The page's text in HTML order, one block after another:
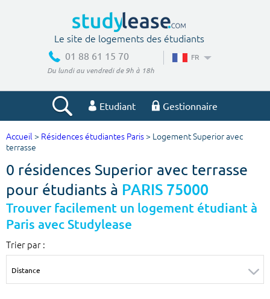
Le site de logements des étudiants
01 88 61 15 70
Du lundi au vendredi de 9h à 18h
FR
Etudiant Gestionnaire
Votre recherche
Ville, école
Budget min
€ €
Surface min Surface max
Accueil > Résidences étudiantes Paris > Logement Superior avec
terrasse
0 résidences Superior avec terrasse
pour étudiants à PARIS 75000
Trouver facilement un logement étudiant à
Paris avec Studylease
Trier par :